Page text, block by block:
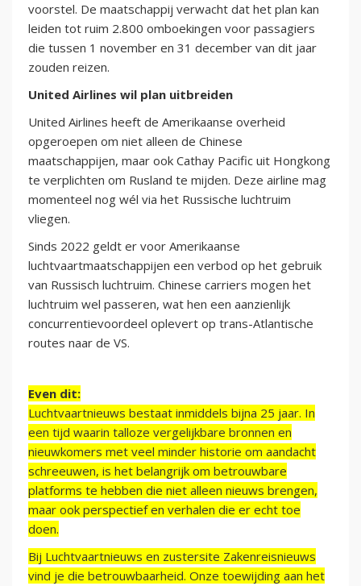
voorstel. De maatschappij verwacht dat het plan kan
leiden tot ruim 2.800 omboekingen voor passagiers
die tussen 1 november en 31 december van dit jaar
zouden reizen.
United Airlines wil plan uitbreiden
United Airlines heeft de Amerikaanse overheid
opgeroepen om niet alleen de Chinese
maatschappijen, maar ook Cathay Pacific uit Hongkong
te verplichten om Rusland te mijden. Deze airline mag
momenteel nog wél via het Russische luchtruim
vliegen.
Sinds 2022 geldt er voor Amerikaanse
luchtvaartmaatschappijen een verbod op het gebruik
van Russisch luchtruim. Chinese carriers mogen het
luchtruim wel passeren, wat hen een aanzienlijk
concurrentievoordeel oplevert op trans-Atlantische
routes naar de VS.
Even dit:
Luchtvaartnieuws bestaat inmiddels bijna 25 jaar. In
een tijd waarin talloze vergelijkbare bronnen en
nieuwkomers met veel minder historie om aandacht
schreeuwen, is het belangrijk om betrouwbare
platforms te hebben die niet alleen nieuws brengen,
maar ook perspectief en verhalen die er echt toe
doen.
Bij Luchtvaartnieuws en zustersite Zakenreisnieuws
vind je die betrouwbaarheid. Onze toewijding aan het